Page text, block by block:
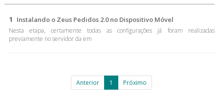
1 Instalando o Zeus Pedidos 2.0 no Dispositivo Móvel
Nesta etapa, certamente todas as configurações já foram realizadas
previamente no servidor da em
Anterior 1 Próximo